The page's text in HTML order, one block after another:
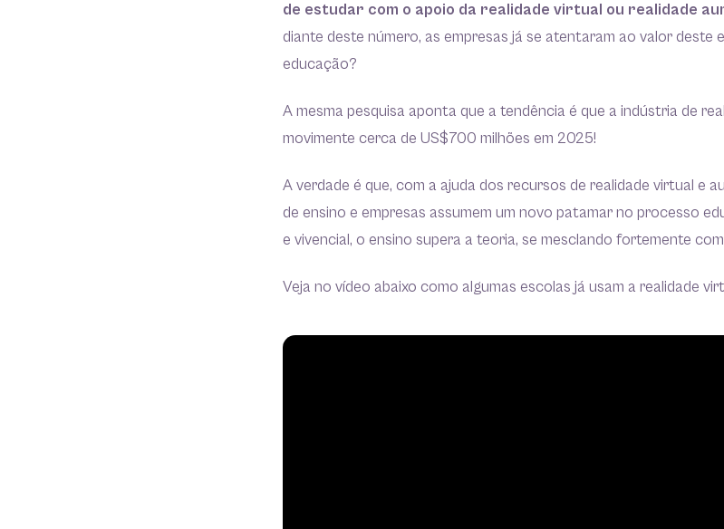
de estudar com o apoio da realidade virtual ou realidade
diante deste número, as empresas já se atentaram ao valor deste
educação?
A mesma pesquisa aponta que a tendência é que a indústria de
movimente cerca de US$700 milhões em 2025!
A verdade é que, com a ajuda dos recursos de realidade virtual e
de ensino e empresas assumem um novo patamar no processo
e vivencial, o ensino supera a teoria, se mesclando fortemente
Veja no vídeo abaixo como algumas escolas já usam a realidade